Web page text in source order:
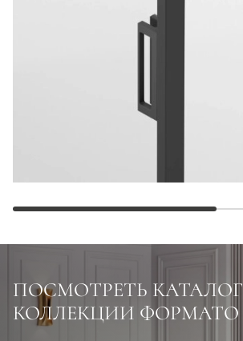
ПОСМОТРЕТЬ КАТАЛОГ
КОЛЛЕКЦИИ ФОРМАТО